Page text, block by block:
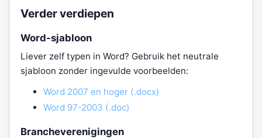
Verder verdiepen
Word-sjabloon
Liever zelf typen in Word? Gebruik het neutrale
sjabloon zonder ingevulde voorbeelden:
Word 2007 en hoger (.docx)
Word 97-2003 (.doc)
Brancheverenigingen